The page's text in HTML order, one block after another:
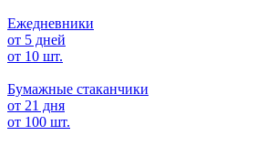
Ежедневники
от 5 дней
от 10 шт.
Бумажные стаканчики
от 21 дня
от 100 шт.